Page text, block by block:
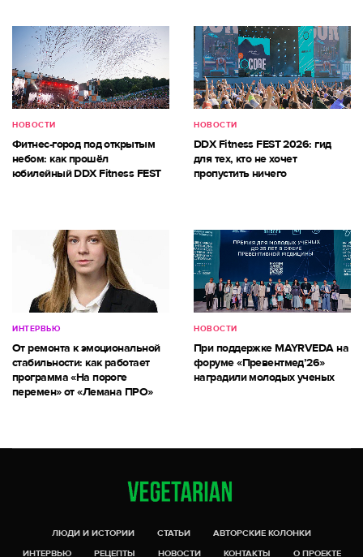
НОВОСТИ
Фитнес-город под открытым
небом: как прошёл
юбилейный DDX Fitness FEST
НОВОСТИ
DDX Fitness FEST 2026: гид
для тех, кто не хочет
пропустить ничего
ИНТЕРВЬЮ
От ремонта к эмоциональной
стабильности: как работает
программа «На пороге
перемен» от «Лемана ПРО»
НОВОСТИ
При поддержке MAYRVEDA на
форуме «Превентмед’26»
наградили молодых ученых
ЛЮДИ И ИСТОРИИ СТАТЬИ
АВТОРСКИЕ КОЛОНКИ
ИНТЕРВЬЮ
РЕЦЕПТЫ НОВОСТИ КОНТАКТЫ О ПРОЕКТЕ